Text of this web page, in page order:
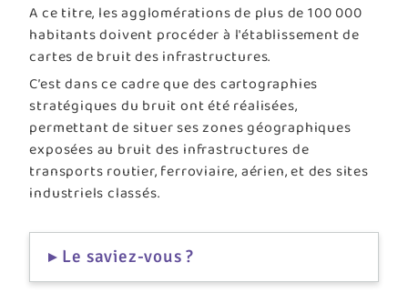
A ce titre, les agglomérations de plus de 100 000
habitants doivent procéder à l'établissement de
cartes de bruit des infrastructures.
C’est dans ce cadre que des cartographies
stratégiques du bruit ont été réalisées,
permettant de situer ses zones géographiques
exposées au bruit des infrastructures de
transports routier, ferroviaire, aérien, et des sites
industriels classés.
Le saviez-vous ?